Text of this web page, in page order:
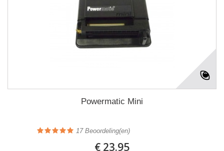
Powermatic Mini
17Beoordeling(en)
€ 23.95